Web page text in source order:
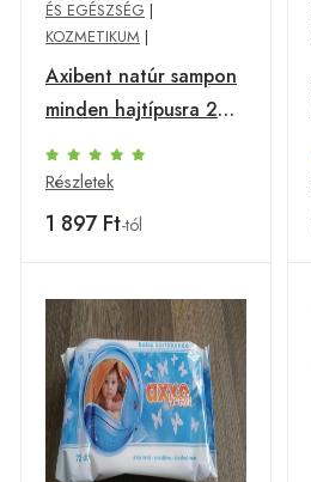
ÉS EGÉSZSÉG |
KOZMETIKUM |
Axibent natúr sampon
minden hajtípusra 200
ml
Részletek
1 897 Ft-tól